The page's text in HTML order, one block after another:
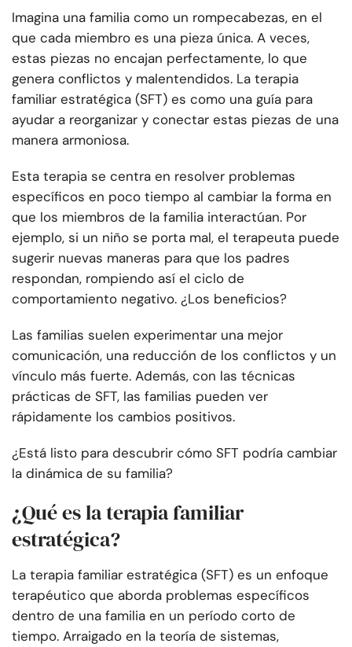
Imagina una familia como un rompecabezas, en el
que cada miembro es una pieza única. A veces,
estas piezas no encajan perfectamente, lo que
genera conflictos y malentendidos. La terapia
familiar estratégica (SFT) es como una guía para
ayudar a reorganizar y conectar estas piezas de una
manera armoniosa.
Esta terapia se centra en resolver problemas
específicos en poco tiempo al cambiar la forma en
que los miembros de la familia interactúan. Por
ejemplo, si un niño se porta mal, el terapeuta puede
sugerir nuevas maneras para que los padres
respondan, rompiendo así el ciclo de
comportamiento negativo. ¿Los beneficios?
Las familias suelen experimentar una mejor
comunicación, una reducción de los conflictos y un
vínculo más fuerte. Además, con las técnicas
prácticas de SFT, las familias pueden ver
rápidamente los cambios positivos.
¿Está listo para descubrir cómo SFT podría cambiar
la dinámica de su familia?
¿Qué es la terapia familiar
estratégica?
La terapia familiar estratégica (SFT) es un enfoque
terapéutico que aborda problemas específicos
dentro de una familia en un período corto de
tiempo. Arraigado en la teoría de sistemas,